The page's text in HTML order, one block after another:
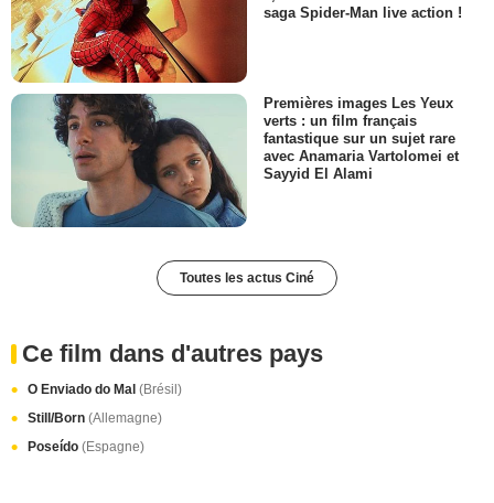
saga Spider-Man live action !
Premières images Les Yeux
verts : un film français
fantastique sur un sujet rare
avec Anamaria Vartolomei et
Sayyid El Alami
Toutes les actus Ciné
Ce film dans d'autres pays
O Enviado do Mal (Brésil)
Still/Born (Allemagne)
Poseído (Espagne)